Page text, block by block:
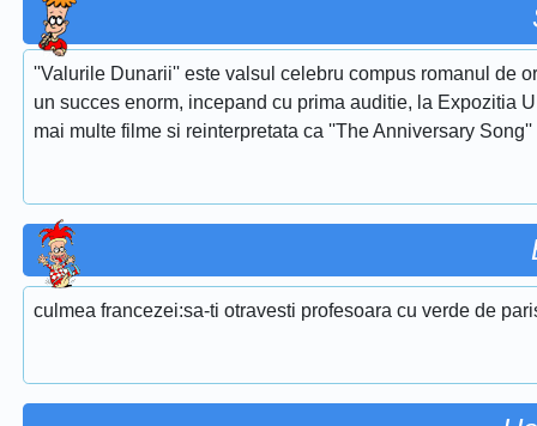
''Valurile Dunarii'' este valsul celebru compus romanul de
un succes enorm, incepand cu prima auditie, la Expozitia
mai multe filme si reinterpretata ca ''The Anniversary
culmea francezei:sa-ti otravesti profesoara cu verde de